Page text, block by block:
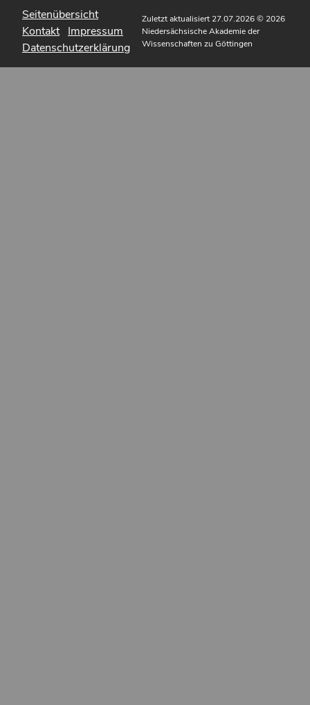
Seitenübersicht
Kontakt Impressum
Datenschutzerklärung
Zuletzt aktualisiert 27.07.2026© 2026
Niedersächsische Akademie der
Wissenschaften zu Göttingen